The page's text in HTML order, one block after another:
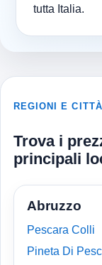
tutta Italia.
REGIONI E CITTÀ
Trova i
principali
Abruzzo
Pescara Colli
Pineta Di